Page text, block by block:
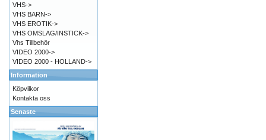
VHS->
VHS BARN->
VHS EROTIK->
VHS OMSLAG/INSTICK->
Vhs Tillbehör
VIDEO 2000->
VIDEO 2000 - HOLLAND->
Information
Köpvilkor
Kontakta oss
Senaste